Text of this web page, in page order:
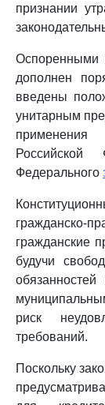
признании
Оспоренными
дополнен
введены
унитарным
применения
Федерального
гражданско-
гражданские
будучи
риск
требований.
Поскольку